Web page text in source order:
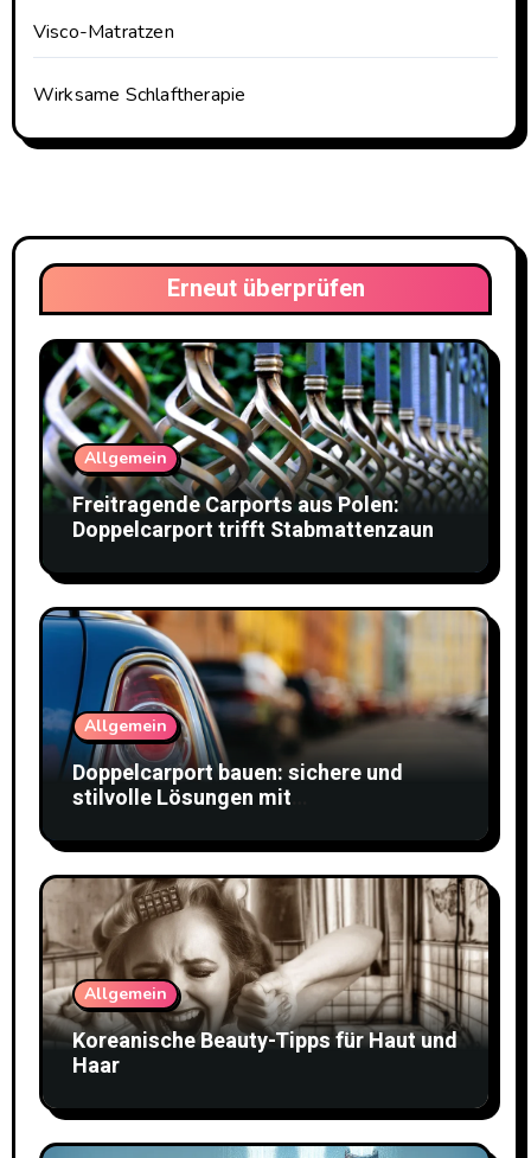
Visco-Matratzen
Wirksame Schlaftherapie
Erneut überprüfen
Allgemein
Freitragende Carports aus Polen:
Doppelcarport trifft Stabmattenzaun
Allgemein
Doppelcarport bauen: sichere und
stilvolle Lösungen mit
Allgemein
Koreanische Beauty-Tipps für Haut und
Haar